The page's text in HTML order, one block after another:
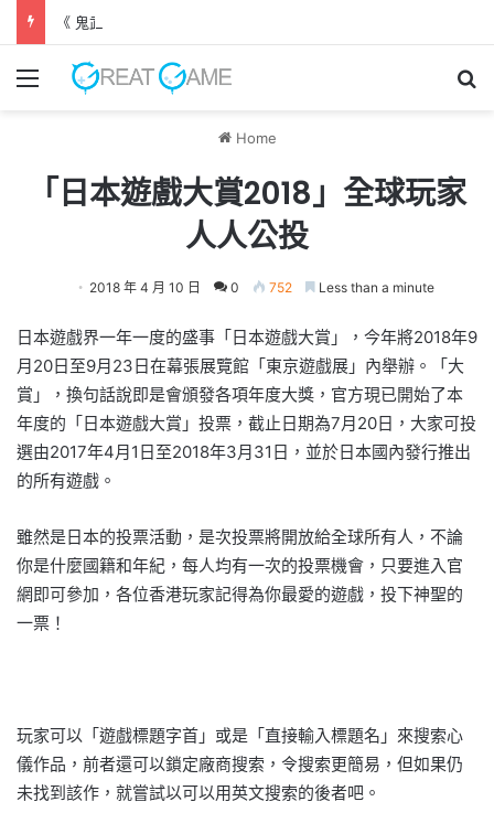
《 鬼武者 劍之道 》 實機試玩報告 源義經將是事件的起源！？
Menu
Home
「日本遊戲大賞2018」全球玩家
人人公投
2018 年 4 月 10 日 0 752 Less than a minute
日本遊戲界一年一度的盛事「日本遊戲大賞」，今年將2018年9
月20日至9月23日在幕張展覽館「東京遊戲展」內舉辦。「大
賞」，換句話說即是會頒發各項年度大獎，官方現已開始了本
年度的「日本遊戲大賞」投票，截止日期為7月20日，大家可投
選由2017年4月1日至2018年3月31日，並於日本國內發行推出
的所有遊戲。
雖然是日本的投票活動，是次投票將開放給全球所有人，不論
你是什麼國籍和年紀，每人均有一次的投票機會，只要進入官
網即可參加，各位香港玩家記得為你最愛的遊戲，投下神聖的
一票！
玩家可以「遊戲標題字首」或是「直接輸入標題名」來搜索心
儀作品，前者還可以鎖定廠商搜索，令搜索更簡易，但如果仍
未找到該作，就嘗試以可以用英文搜索的後者吧。